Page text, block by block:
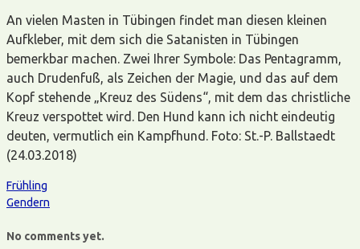
An vielen Masten in Tübingen findet man diesen kleinen
Aufkleber, mit dem sich die Satanisten in Tübingen
bemerkbar machen. Zwei Ihrer Symbole: Das Pentagramm,
auch Drudenfuß, als Zeichen der Magie, und das auf dem
Kopf stehende „Kreuz des Südens“, mit dem das christliche
Kreuz verspottet wird. Den Hund kann ich nicht eindeutig
deuten, vermutlich ein Kampfhund. Foto: St.-P. Ballstaedt
(24.03.2018)
Frühling
Gendern
No comments yet.